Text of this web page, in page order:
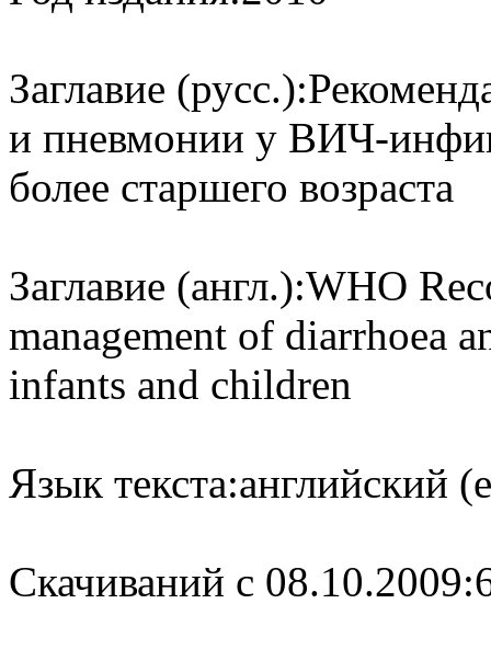
Заглавие (русс.):
и пневмонии у ВИЧ-
более старшего возраста
Заглавие (англ.):WHO
management of diarrhoea
infants and children
Язык текста:английский
Cкачиваний с 08.10.2009: